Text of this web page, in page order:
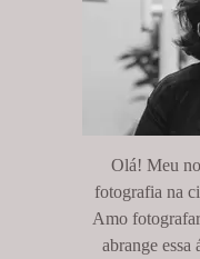
Olá! Meu
fotografia na
Amo
abrange essa